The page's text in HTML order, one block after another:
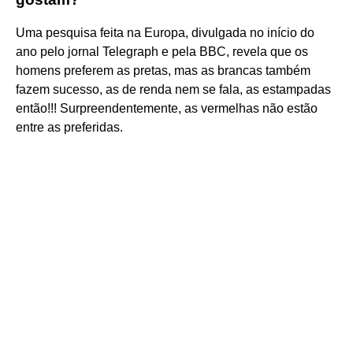
Uma pesquisa feita na Europa, divulgada no início do
ano pelo jornal Telegraph e pela BBC, revela que os
homens preferem as pretas, mas as brancas também
fazem sucesso, as de renda nem se fala, as estampadas
então!!! Surpreendentemente, as vermelhas não estão
entre as preferidas.